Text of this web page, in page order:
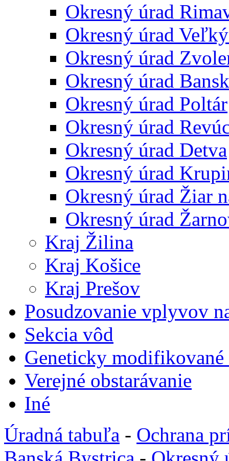
Okresný úrad
Okresný úrad
Okresný úrad
Okresný úrad
Okresný úrad Poltár
Okresný úrad
Okresný úrad Detva
Okresný úrad
Okresný úrad Žiar
Okresný úrad
Kraj Žilina
Kraj Košice
Kraj Prešov
Posudzovanie vplyvov
Sekcia vôd
Geneticky
Verejné obstarávanie
Iné
Úradná tabuľa - Ochrana